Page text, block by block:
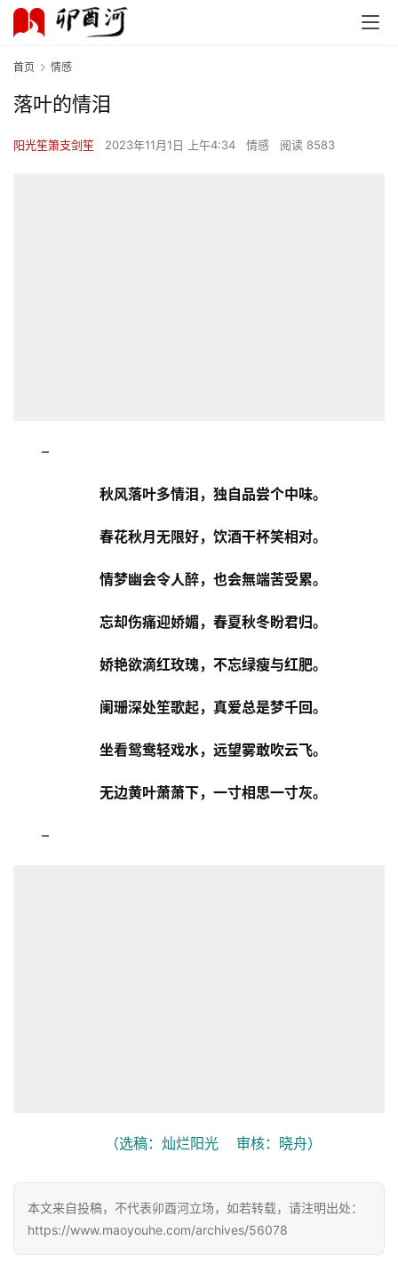
首页 情感
落叶的情泪
阳光笙箫支剑笙 2023年11月1日 上午4:34 情感 阅读 8583
–
秋风落叶多情泪，独自品尝个中味。
春花秋月无限好，饮酒干杯笑相对。
情梦幽会令人醉，也会無端苦受累。
忘却伤痛迎娇媚，春夏秋冬盼君归。
娇艳欲滴红玫瑰，不忘绿瘦与红肥。
阑珊深处笙歌起，真爱总是梦千回。
坐看鸳鸯轻戏水，远望雾敢吹云飞。
无边黄叶萧萧下，一寸相思一寸灰。
–
（选稿：灿烂阳光    审核：晓舟）
本文来自投稿，不代表卯酉河立场，如若转载，请注明出处：
https://www.maoyouhe.com/archives/56078